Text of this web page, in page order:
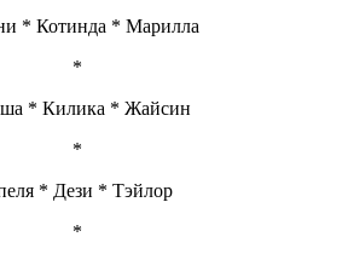
* Котинда * Марилла
*
* Килика * Жайсин
*
* Дези * Тэйлор
*